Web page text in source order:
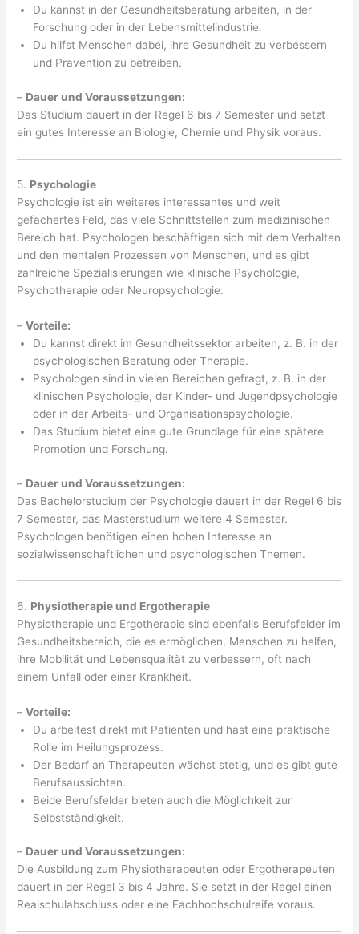
Du kannst in der Gesundheitsberatung arbeiten, in der
Forschung oder in der Lebensmittelindustrie.
Du hilfst Menschen dabei, ihre Gesundheit zu verbessern
und Prävention zu betreiben.
– Dauer und Voraussetzungen:
Das Studium dauert in der Regel 6 bis 7 Semester und setzt
ein gutes Interesse an Biologie, Chemie und Physik voraus.
5. Psychologie
Psychologie ist ein weiteres interessantes und weit
gefächertes Feld, das viele Schnittstellen zum medizinischen
Bereich hat. Psychologen beschäftigen sich mit dem Verhalten
und den mentalen Prozessen von Menschen, und es gibt
zahlreiche Spezialisierungen wie klinische Psychologie,
Psychotherapie oder Neuropsychologie.
–Vorteile:
Du kannst direkt im Gesundheitssektor arbeiten, z. B. in der
psychologischen Beratung oder Therapie.
Psychologen sind in vielen Bereichen gefragt, z. B. in der
klinischen Psychologie, der Kinder- und Jugendpsychologie
oder in der Arbeits- und Organisationspsychologie.
Das Studium bietet eine gute Grundlage für eine spätere
Promotion und Forschung.
– Dauer und Voraussetzungen:
Das Bachelorstudium der Psychologie dauert in der Regel 6 bis
7 Semester, das Masterstudium weitere 4 Semester.
Psychologen benötigen einen hohen Interesse an
sozialwissenschaftlichen und psychologischen Themen.
6. Physiotherapie und Ergotherapie
Physiotherapie und Ergotherapie sind ebenfalls Berufsfelder im
Gesundheitsbereich, die es ermöglichen, Menschen zu helfen,
ihre Mobilität und Lebensqualität zu verbessern, oft nach
einem Unfall oder einer Krankheit.
–Vorteile:
Du arbeitest direkt mit Patienten und hast eine praktische
Rolle im Heilungsprozess.
Der Bedarf an Therapeuten wächst stetig, und es gibt gute
Berufsaussichten.
Beide Berufsfelder bieten auch die Möglichkeit zur
Selbstständigkeit.
– Dauer und Voraussetzungen:
Die Ausbildung zum Physiotherapeuten oder Ergotherapeuten
dauert in der Regel 3 bis 4 Jahre. Sie setzt in der Regel einen
Realschulabschluss oder eine Fachhochschulreife voraus.